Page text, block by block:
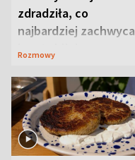
zdradziła, co
najbardziej zachwyca
ją w Lublinie
Rozmowy